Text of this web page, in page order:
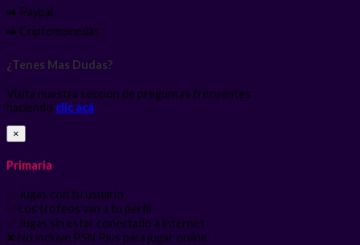
➡️ Paypal
➡️ Criptomonedas
¿Tenes Mas Dudas?
Visita nuestra seccion de preguntas frecuentes
haciendo clic acá
×
Primaria
✅ Jugas con tu usuario
✅ Los trofeos van a tu perfil
✅ Jugas sin estar conectado a internet
❌ No incluye PSN Plus para jugar online